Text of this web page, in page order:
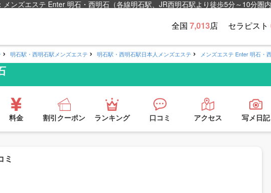
ンズエステ Enter 明石・西明石（各線明石駅、JR西明石駅より徒歩5分～10分圏内
全国 7,013店 セラピスト
明石駅・西明石駅メンズエステ 明石駅・西明石駅日本人メンズエステ メンズエステ Enter 明石・
料金 割引クーポン ランキング 口コミ アクセス 写メ日記
ミ